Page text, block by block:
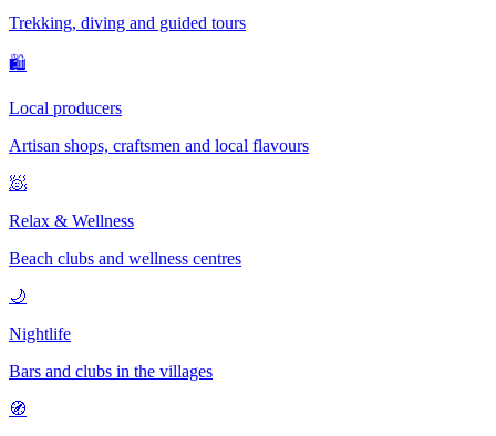
Trekking, diving and guided tours
🛍
Local producers
Artisan shops, craftsmen and local flavours
🧖
Relax & Wellness
Beach clubs and wellness centres
🌙
Nightlife
Bars and clubs in the villages
🧭